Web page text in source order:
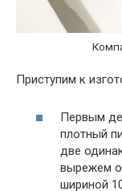
Приступим к
Первым
плотный
две
вырежем
шириной